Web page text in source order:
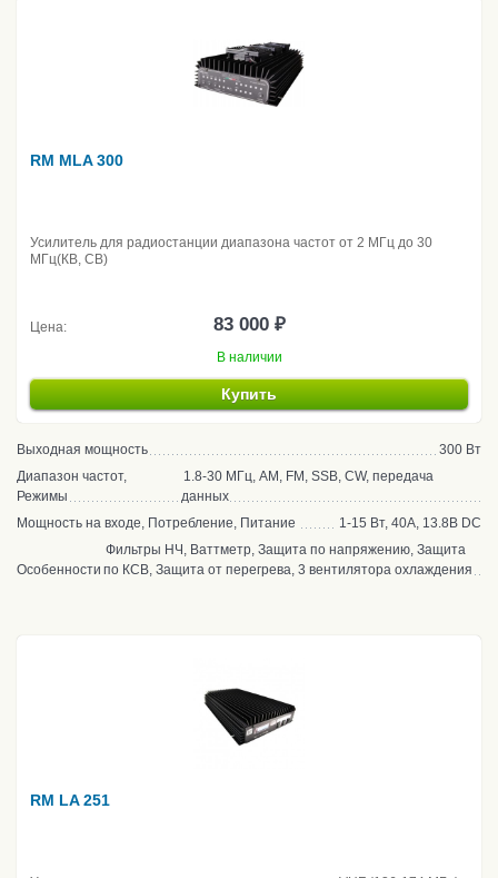
RM MLA 300
Усилитель для радиостанции диапазона частот от 2 МГц до 30
МГц(КВ, CB)
Цена: 83 000 ₽
В наличии
Купить
Выходная мощность
300 Вт
Диапазон частот,
Режимы
1.8-30 МГц, AM, FM, SSB, CW, передача
данных
Мощность на входе, Потребление, Питание
1-15 Вт, 40А, 13.8В DC
Особенности
Фильтры НЧ, Ваттметр, Защита по напряжению, Защита
по КСВ, Защита от перегрева, 3 вентилятора охлаждения
RM LA 251